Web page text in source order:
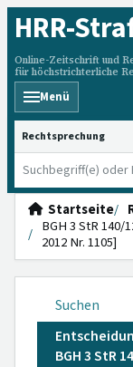
HRR-
Online-Zeitschrift und
für höchstrichterliche
Menü
HRRS durchsuchen
Startseite
BGH 3 StR 140/
2012 Nr. 1105]
Suchen
BGH 3 StR